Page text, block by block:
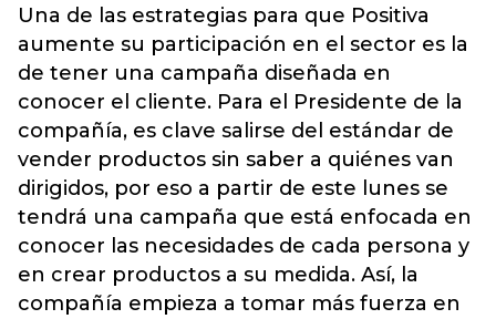
Una de las estrategias para que Positiva
aumente su participación en el sector es la
de tener una campaña diseñada en
conocer el cliente. Para el Presidente de la
compañía, es clave salirse del estándar de
vender productos sin saber a quiénes van
dirigidos, por eso a partir de este lunes se
tendrá una campaña que está enfocada en
conocer las necesidades de cada persona y
en crear productos a su medida. Así, la
compañía empieza a tomar más fuerza en